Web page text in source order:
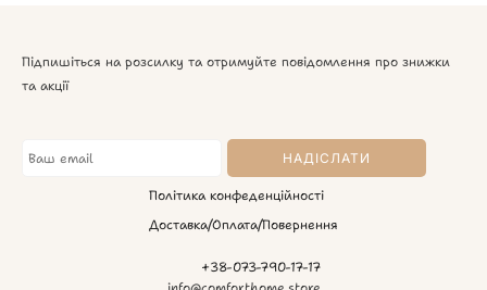
Підпишіться на розсилку та отримуйте повідомлення про знижки
та акції
Політика конфеденційності
Доставка/Оплата/Повернення
+38-073-790-17-17